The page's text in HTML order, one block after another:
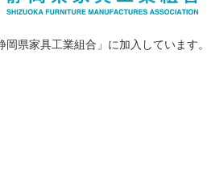
岡県家具工業組合」に加入しています。